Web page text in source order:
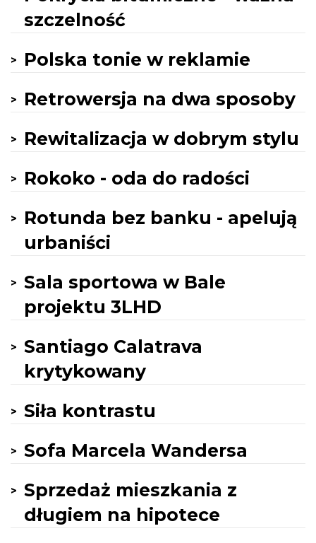
szczelność
Polska tonie w reklamie
Retrowersja na dwa sposoby
Rewitalizacja w dobrym stylu
Rokoko - oda do radości
Rotunda bez banku - apelują
urbaniści
Sala sportowa w Bale
projektu 3LHD
Santiago Calatrava
krytykowany
Siła kontrastu
Sofa Marcela Wandersa
Sprzedaż mieszkania z
długiem na hipotece